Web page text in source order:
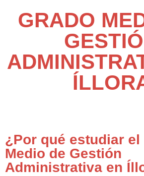
GRADO
¿Por qué estudiar el
Medio de Gestión
Administrativa en